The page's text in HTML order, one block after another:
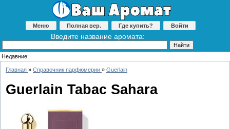
Меню Полная вер. Где купить? Войти
Введите название аромата:
Недавние:
Главная » Справочник парфюмерии » Guerlain
Guerlain Tabac Sahara